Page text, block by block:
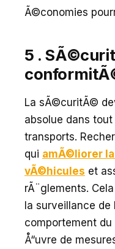
Ã©conomies
5 .
La sÃ©curitÃ©
absolue dans
transports.
qui amÃ©liorer
vÃ©hicules et
rÃ¨glements.
la surveillance de
comportement du
Å“uvre de